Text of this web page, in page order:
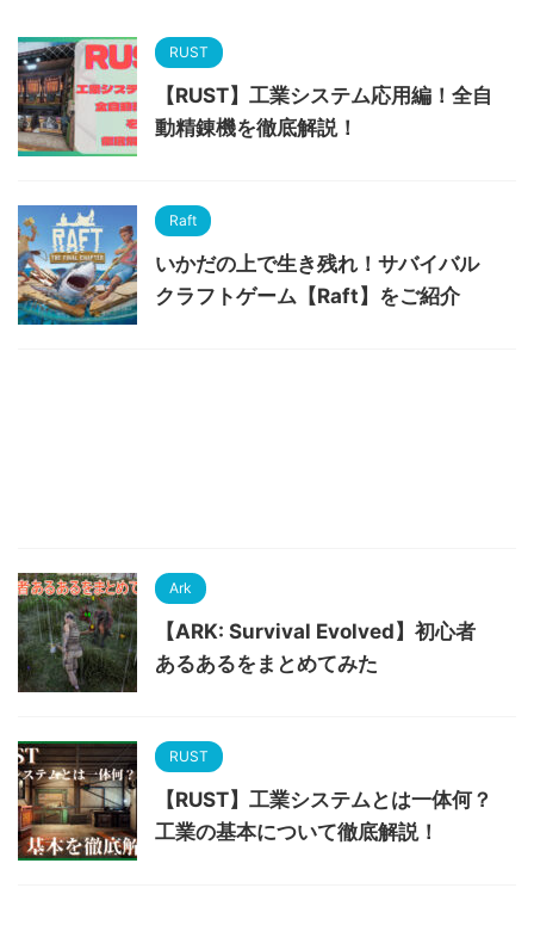
RUST
【RUST】工業システム応用編！全自
動精錬機を徹底解説！
Raft
いかだの上で生き残れ！サバイバル
クラフトゲーム【Raft】をご紹介
Ark
【ARK: Survival Evolved】初心者
あるあるをまとめてみた
RUST
【RUST】工業システムとは一体何？
工業の基本について徹底解説！